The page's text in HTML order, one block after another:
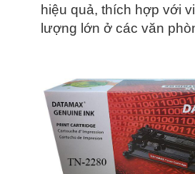
hiệu quả, thích hợp với
lượng lớn ở các văn